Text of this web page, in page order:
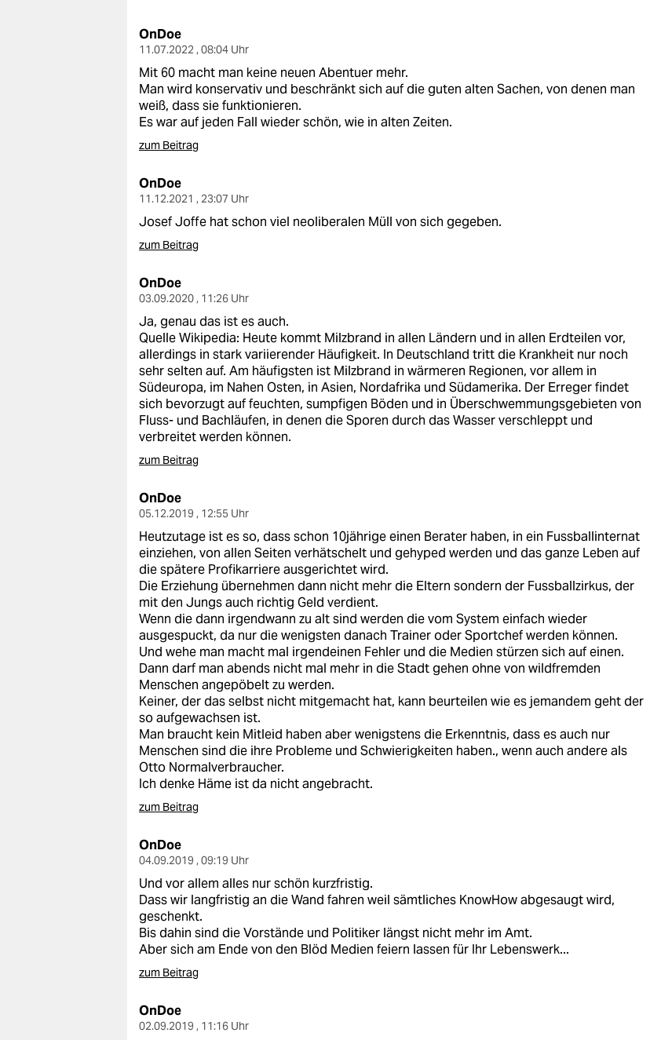
nord
wahrheit
verlag
verlag
shop
fragen & hilfe
abo
genossenschaft
epaper login
OnDoe
11.07.2022 , 08:04 Uhr
Mit 60 macht man keine neuen Abentuer mehr.
Man wird konservativ und beschränkt sich auf die guten alten Sachen, von denen man
weiß, dass sie funktionieren.
Es war auf jeden Fall wieder schön, wie in alten Zeiten.
zum Beitrag
OnDoe
11.12.2021 , 23:07 Uhr
Josef Joffe hat schon viel neoliberalen Müll von sich gegeben.
zum Beitrag
OnDoe
03.09.2020 , 11:26 Uhr
Ja, genau das ist es auch.
Quelle Wikipedia: Heute kommt Milzbrand in allen Ländern und in allen Erdteilen vor,
allerdings in stark variierender Häufigkeit. In Deutschland tritt die Krankheit nur noch
sehr selten auf. Am häufigsten ist Milzbrand in wärmeren Regionen, vor allem in
Südeuropa, im Nahen Osten, in Asien, Nordafrika und Südamerika. Der Erreger findet
sich bevorzugt auf feuchten, sumpfigen Böden und in Überschwemmungsgebieten von
Fluss- und Bachläufen, in denen die Sporen durch das Wasser verschleppt und
verbreitet werden können.
zum Beitrag
OnDoe
05.12.2019 , 12:55 Uhr
Heutzutage ist es so, dass schon 10jährige einen Berater haben, in ein Fussballinternat
einziehen, von allen Seiten verhätschelt und gehyped werden und das ganze Leben auf
die spätere Profikarriere ausgerichtet wird.
Die Erziehung übernehmen dann nicht mehr die Eltern sondern der Fussballzirkus, der
mit den Jungs auch richtig Geld verdient.
Wenn die dann irgendwann zu alt sind werden die vom System einfach wieder
ausgespuckt, da nur die wenigsten danach Trainer oder Sportchef werden können.
Und wehe man macht mal irgendeinen Fehler und die Medien stürzen sich auf einen.
Dann darf man abends nicht mal mehr in die Stadt gehen ohne von wildfremden
Menschen angepöbelt zu werden.
Keiner, der das selbst nicht mitgemacht hat, kann beurteilen wie es jemandem geht der
so aufgewachsen ist.
Man braucht kein Mitleid haben aber wenigstens die Erkenntnis, dass es auch nur
Menschen sind die ihre Probleme und Schwierigkeiten haben., wenn auch andere als
Otto Normalverbraucher.
Ich denke Häme ist da nicht angebracht.
zum Beitrag
OnDoe
04.09.2019 , 09:19 Uhr
Und vor allem alles nur schön kurzfristig.
Dass wir langfristig an die Wand fahren weil sämtliches KnowHow abgesaugt wird,
geschenkt.
Bis dahin sind die Vorstände und Politiker längst nicht mehr im Amt.
Aber sich am Ende von den Blöd Medien feiern lassen für Ihr Lebenswerk...
zum Beitrag
OnDoe
02.09.2019 , 11:16 Uhr